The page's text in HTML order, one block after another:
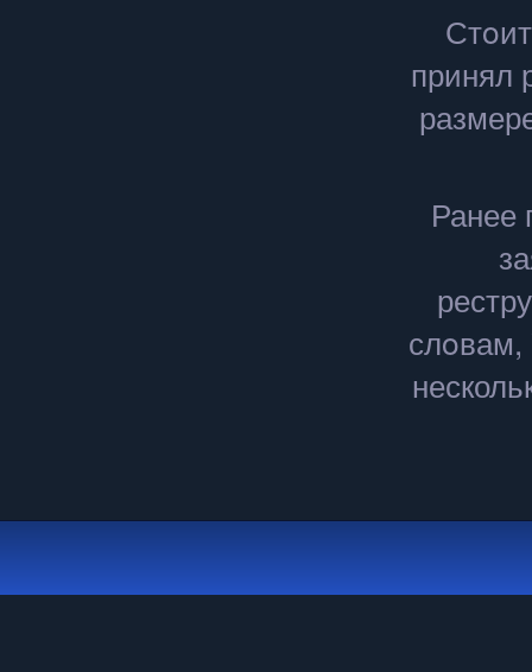
принял
Ранее
слοвам,